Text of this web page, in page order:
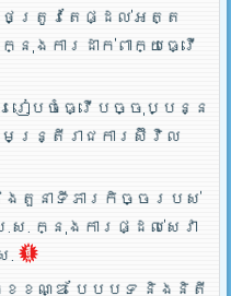
ត្រូវតែផ្ដល់អត្ត
ងការដាក់ពាក្យធ្វើ
រៀបចំធ្វើបច្ចុប្បន្ន
ន្ត្រីរាជការស៊ីវិល
ងតួនាទីភារកិច្ចរបស់
ស. ក្នុងការផ្ដល់សេវា
.
ខណ្ឌ បែបបទ និងនិតី